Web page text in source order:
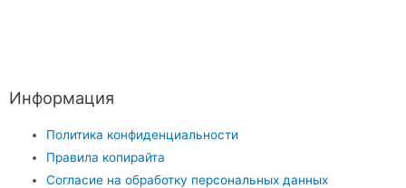
Информация
Политика конфиденциальности
Правила копирайта
Согласие на обработку персональных данных